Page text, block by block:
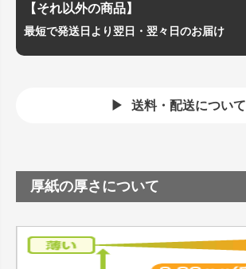
【それ以外の商品】
最短で発送日より翌日・翌々日のお届け
送料・配送について
厚紙の厚さについて